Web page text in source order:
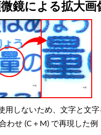
鏡による拡大画
用しないため、文字と文字
わせ (C＋M) で再現した例